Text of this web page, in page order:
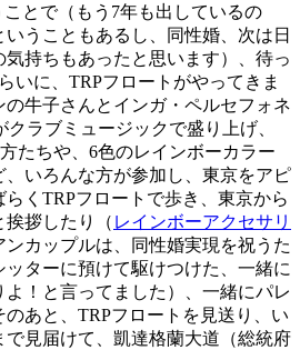
とで（もう7年も出しているの
うこともあるし、同性婚、次は日
持ちもあったと思います）、待っ
いに、TRPフロートがやってきま
の牛子さんとインガ・ペルセフォネ
ラブミュージックで盛り上げ、
たちや、6色のレインボーカラー
いろんな方が参加し、東京をアピ
くTRPフロートで歩き、東京から
拶したり（ レインボーアクセサリ
カップルは、同性婚実現を祝うた
ターに預けて駆けつけた、一緒に
！と言ってました）、一緒にパレ
あと、TRPフロートを見送り、い
見届けて、凱達格蘭大道（総統府